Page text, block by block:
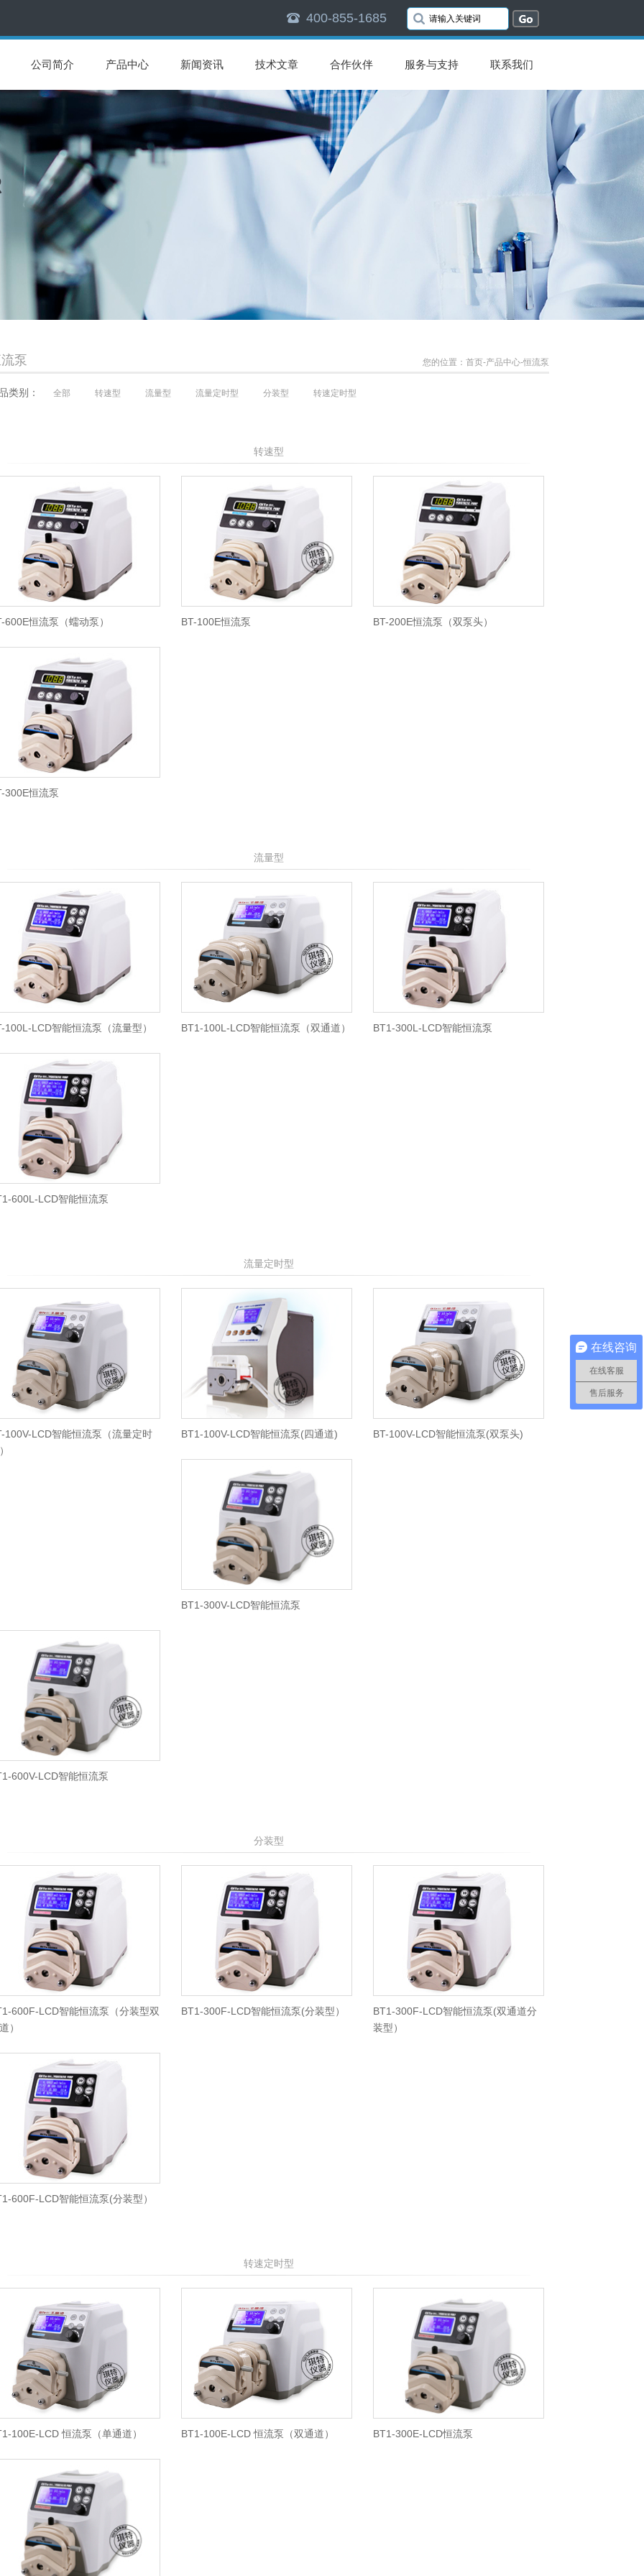
400-855-1685
公司简介 产品中心 新闻资讯 技术文章 合作伙伴 服务与支持 联系我们
泵 您的位置： 首页-产品中心-恒流泵
类别： 全部 转速型 流量型 流量定时型 分装型 转速定时型
转速型
600E恒流泵（蠕动泵） BT-100E恒流泵 BT-200E恒流泵（双泵头）
300E恒流泵
流量型
100L-LCD智能恒流泵（流量型） BT1-100L-LCD智能恒流泵（双通道） BT1-300L-LCD智能恒流泵
600L-LCD智能恒流泵
流量定时型
100V-LCD智能恒流泵（流量定时
BT1-100V-LCD智能恒流泵(四通道) BT-100V-LCD智能恒流泵(双泵头)
BT1-300V-LCD智能恒流泵
600V-LCD智能恒流泵
分装型
600F-LCD智能恒流泵（分装型双
）
BT1-300F-LCD智能恒流泵(分装型）
BT1-300F-LCD智能恒流泵(双通道分
装型）
600F-LCD智能恒流泵(分装型）
转速定时型
100E-LCD 恒流泵（单通道） BT1-100E-LCD 恒流泵（双通道） BT1-300E-LCD恒流泵
在线咨询
在线客服
售后服务